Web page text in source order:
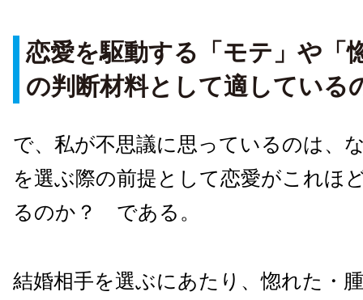
恋愛を駆動する「モテ」や「
の判断材料として適している
で、私が不思議に思っているのは、
を選ぶ際の前提として恋愛がこれほ
るのか？ である。
結婚相手を選ぶにあたり、惚れた・